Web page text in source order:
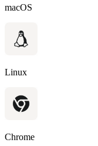
macOS
Linux
Chrome